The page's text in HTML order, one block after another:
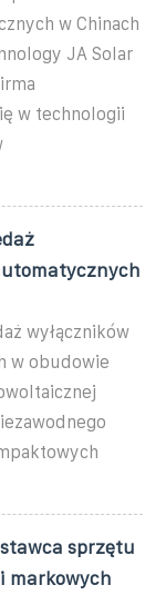
w Chinach
JA Solar
w technologii
wyłączników
w obudowie
sprzętu
markowych